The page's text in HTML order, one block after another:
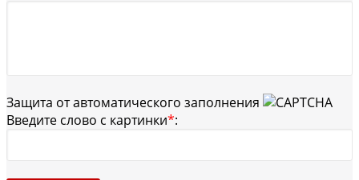
Защита от автоматического заполнения
Введите слово с картинки*: